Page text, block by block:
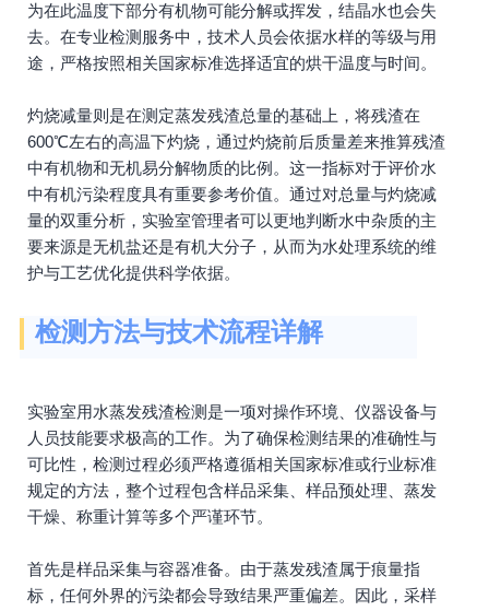
为在此温度下部分有机物可能分解或挥发，结晶水也会失
去。在专业检测服务中，技术人员会依据水样的等级与用
途，严格按照相关国家标准选择适宜的烘干温度与时间。
灼烧减量则是在测定蒸发残渣总量的基础上，将残渣在
600℃左右的高温下灼烧，通过灼烧前后质量差来推算残渣
中有机物和无机易分解物质的比例。这一指标对于评价水
中有机污染程度具有重要参考价值。通过对总量与灼烧减
量的双重分析，实验室管理者可以更地判断水中杂质的主
要来源是无机盐还是有机大分子，从而为水处理系统的维
护与工艺优化提供科学依据。
检测方法与技术流程详解
实验室用水蒸发残渣检测是一项对操作环境、仪器设备与
人员技能要求极高的工作。为了确保检测结果的准确性与
可比性，检测过程必须严格遵循相关国家标准或行业标准
规定的方法，整个过程包含样品采集、样品预处理、蒸发
干燥、称重计算等多个严谨环节。
首先是样品采集与容器准备。由于蒸发残渣属于痕量指
标，任何外界的污染都会导致结果严重偏差。因此，采样